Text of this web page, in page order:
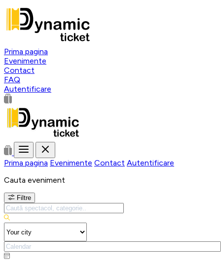
Prima pagina
Evenimente
Contact
FAQ
Autentificare
Prima pagina Evenimente Contact Autentificare
Cauta eveniment
Filtre